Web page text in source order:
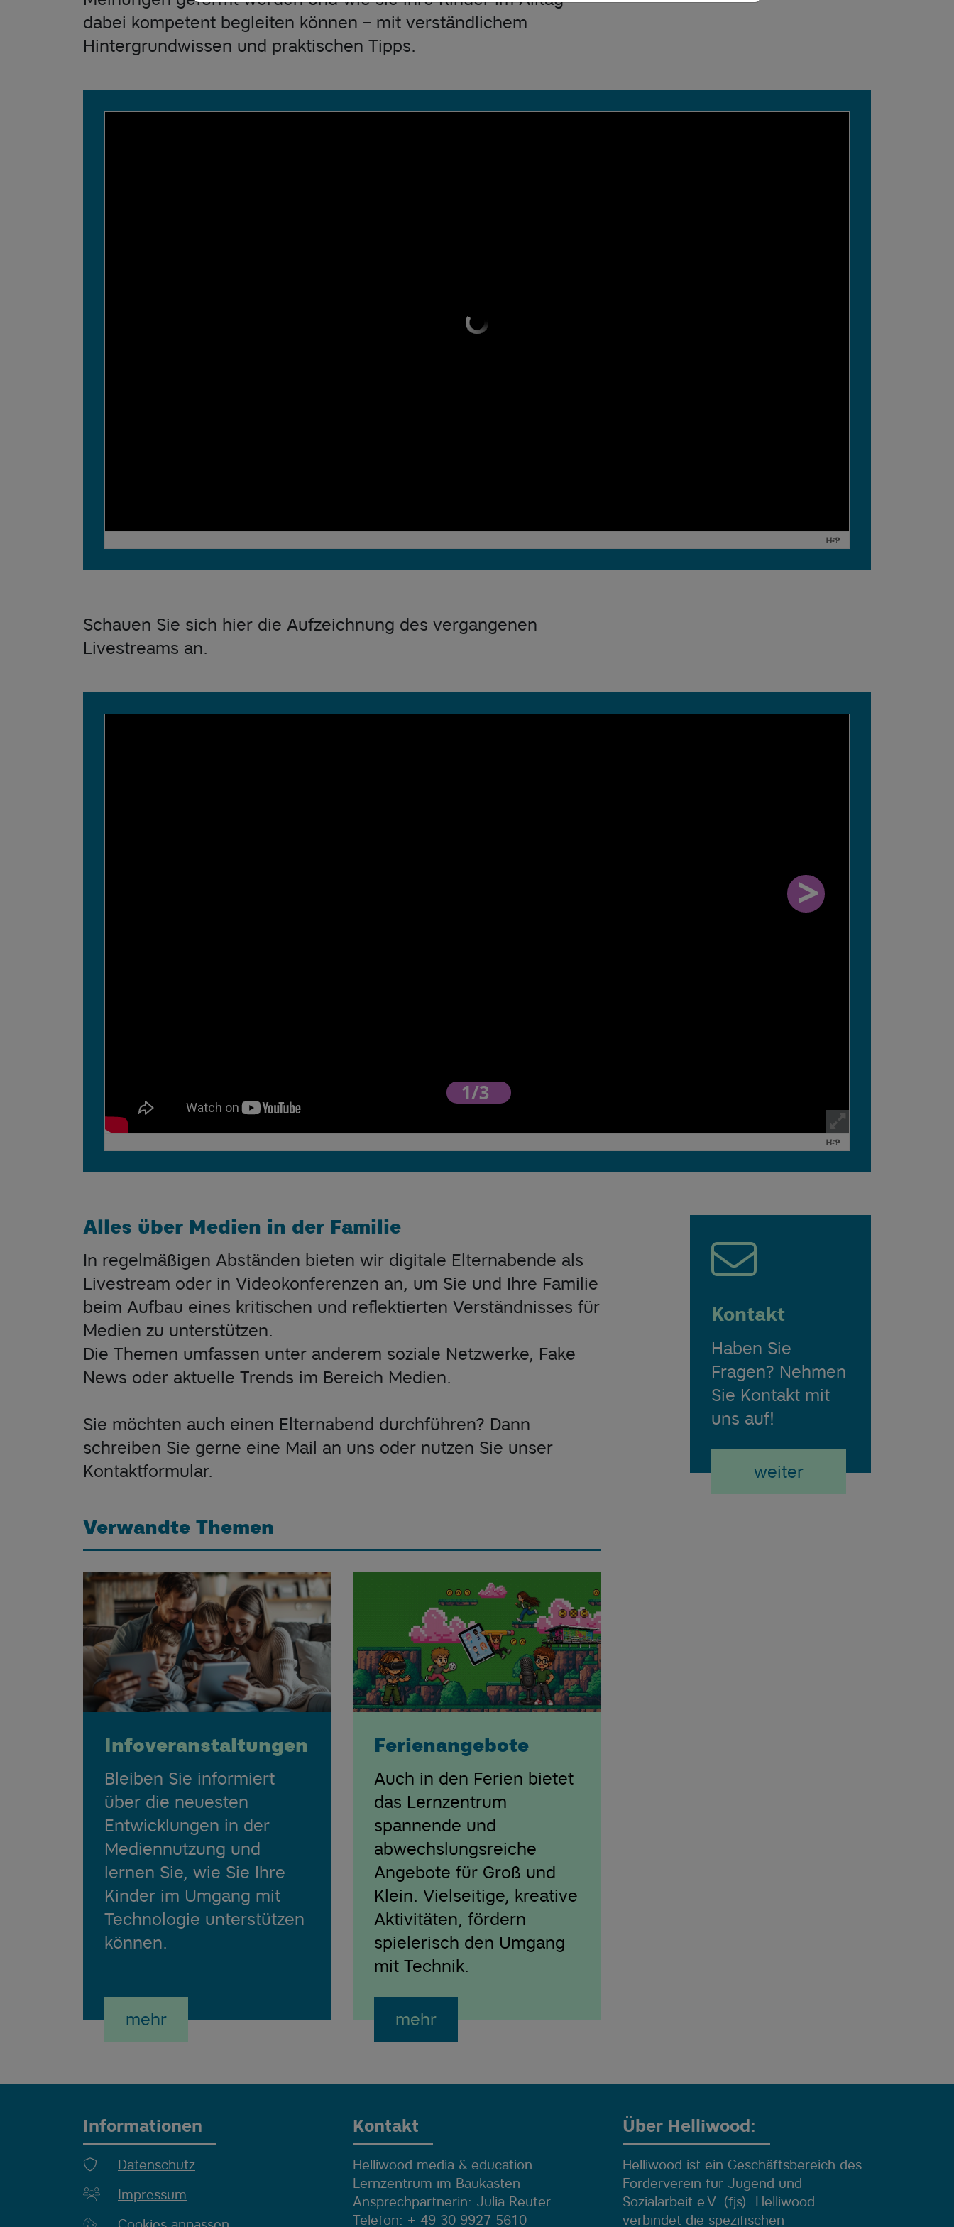
dabei kompetent begleiten können – mit verständlichem
Hintergrundwissen und praktischen Tipps.
Schauen Sie sich hier die Aufzeichnung des vergangenen
Livestreams an.
Alles über Medien in der Familie
In regelmäßigen Abständen bieten wir digitale Elternabende als
Livestream oder in Videokonferenzen an, um Sie und Ihre Familie
beim Aufbau eines kritischen und reflektierten Verständnisses für
Medien zu unterstützen.
Die Themen umfassen unter anderem soziale Netzwerke, Fake
News oder aktuelle Trends im Bereich Medien.
Sie möchten auch einen Elternabend durchführen? Dann
schreiben Sie gerne eine Mail an uns oder nutzen Sie unser
Kontaktformular.
Kontakt
Haben Sie
Fragen? Nehmen
Sie Kontakt mit
uns auf!
weiter
Verwandte Themen
Infoveranstaltungen
Bleiben Sie informiert
über die neuesten
Entwicklungen in der
Mediennutzung und
lernen Sie, wie Sie Ihre
Kinder im Umgang mit
Technologie unterstützen
können.
mehr
Ferienangebote
Auch in den Ferien bietet
das Lernzentrum
spannende und
abwechslungsreiche
Angebote für Groß und
Klein. Vielseitige, kreative
Aktivitäten, fördern
spielerisch den Umgang
mit Technik.
mehr
Informationen
Datenschutz
Impressum
Kontakt
Helliwood media & education
Lernzentrum im Baukasten
Ansprechpartnerin: Julia Reuter
Telefon: + 49 30 9927 5610
Über Helliwood:
Helliwood ist ein Geschäftsbereich des
Förderverein für Jugend und
Sozialarbeit e.V. (fjs). Helliwood
verbindet die spezifischen